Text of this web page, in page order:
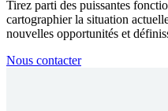
Tirez parti des puissantes
cartographier la situation
nouvelles opportunités et
Nous contacter